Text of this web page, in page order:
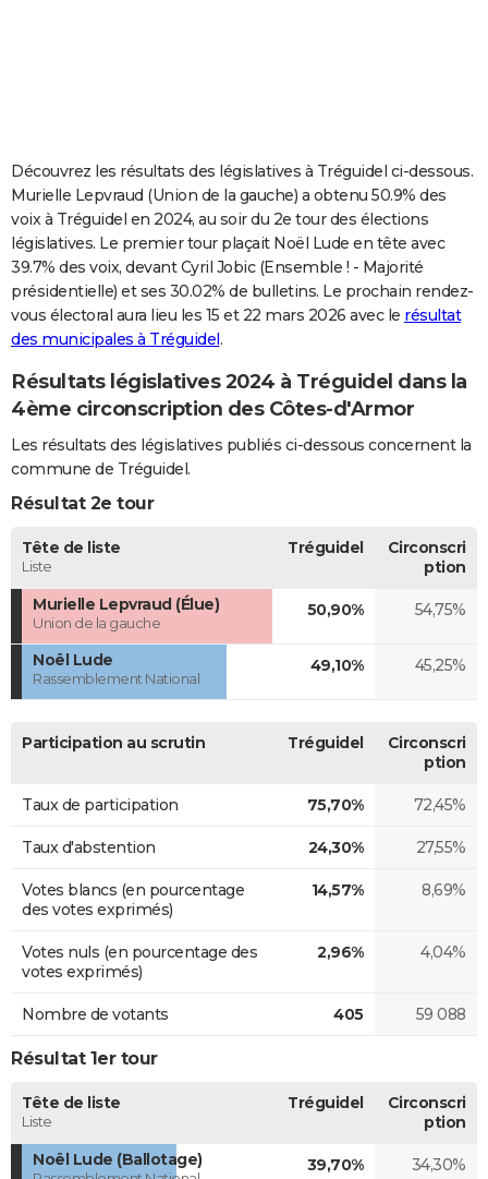
Carte de Noël
Carte Bonne année
Carte Saint-Valentin
Carte Pâques
Carte d'anniversaire
DICTIONNAIRE
Dictionnaire
Biographies
Citations
Expressions
Proverbes
PROGRAMME TV
COPAINS D'AVANT
S'inscrire
Se connecter
Lycées
Collèges
Primaires
Universités
Entreprises
Service militaire
Avis de recherche
AVIS DE DÉCÈS
FORUM
Bricolage
Lifestyle
Culture
Sport
Auto
Television
Voyage
Cinema
Découvrez les résultats des législatives à Tréguidel ci-dessous.
Murielle Lepvraud (Union de la gauche) a obtenu 50.9% des
voix à Tréguidel en 2024, au soir du 2e tour des élections
législatives. Le premier tour plaçait Noël Lude en tête avec
39.7% des voix, devant Cyril Jobic (Ensemble ! - Majorité
présidentielle) et ses 30.02% de bulletins. Le prochain rendez-
vous électoral aura lieu les 15 et 22 mars 2026 avec le résultat
des municipales à Tréguidel.
Résultats législatives 2024 à Tréguidel dans la
4ème circonscription des Côtes-d'Armor
Les résultats des législatives publiés ci-dessous concernent la
commune de Tréguidel.
Résultat 2e tour
Tête de liste
Liste
Tréguidel
Circonscri
ption
Murielle Lepvraud (Élue)
Union de la gauche
50,90% 54,75%
Noël Lude
Rassemblement National
49,10% 45,25%
Participation au scrutin Tréguidel
Circonscri
ption
Taux de participation 75,70% 72,45%
Taux d'abstention 24,30% 27,55%
Votes blancs (en pourcentage
des votes exprimés)
14,57% 8,69%
Votes nuls (en pourcentage des
votes exprimés)
2,96% 4,04%
Nombre de votants 405 59 088
Résultat 1er tour
Tête de liste
Liste
Tréguidel
Circonscri
ption
Noël Lude (Ballotage)
39,70% 34,30%